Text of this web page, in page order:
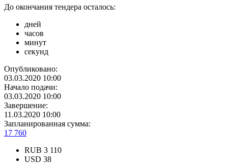
До окончания тендера осталось:
дней
часов
минут
секунд
Опубликовано:
03.03.2020 10:00
Начало подачи:
03.03.2020 10:00
Завершение:
11.03.2020 10:00
Запланированная сумма:
17 760
RUB 3 110
USD 38